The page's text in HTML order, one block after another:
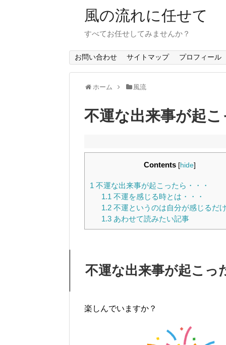
風の流れに任せて
すべてお任せしてみませんか？
お問い合わせ サイトマップ プロフィール
ホーム 風流
不運な出来事が起こ
Contents [hide]
1 不運な出来事が起こったら・・・
1.1 不運を感じる時とは・・・
1.2不運というのは自分が感じるだけ
1.3あわせて読みたい記事
不運な出来事が起こっ
楽しんでいますか？